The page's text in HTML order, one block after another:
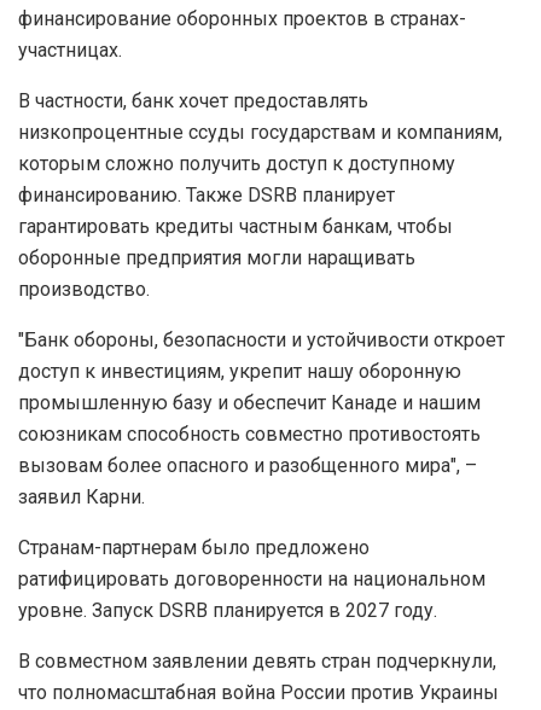
финансирование оборонных проектов в странах-
участницах.
В частности, банк хочет предоставлять
низкопроцентные ссуды государствам и компаниям,
которым сложно получить доступ к доступному
финансированию. Также DSRB планирует
гарантировать кредиты частным банкам, чтобы
оборонные предприятия могли наращивать
производство.
"Банк обороны, безопасности и устойчивости откроет
доступ к инвестициям, укрепит нашу оборонную
промышленную базу и обеспечит Канаде и нашим
союзникам способность совместно противостоять
вызовам более опасного и разобщенного мира", –
заявил Карни.
Странам-партнерам было предложено
ратифицировать договоренности на национальном
уровне. Запуск DSRB планируется в 2027 году.
В совместном заявлении девять стран подчеркнули,
что полномасштабная война России против Украины